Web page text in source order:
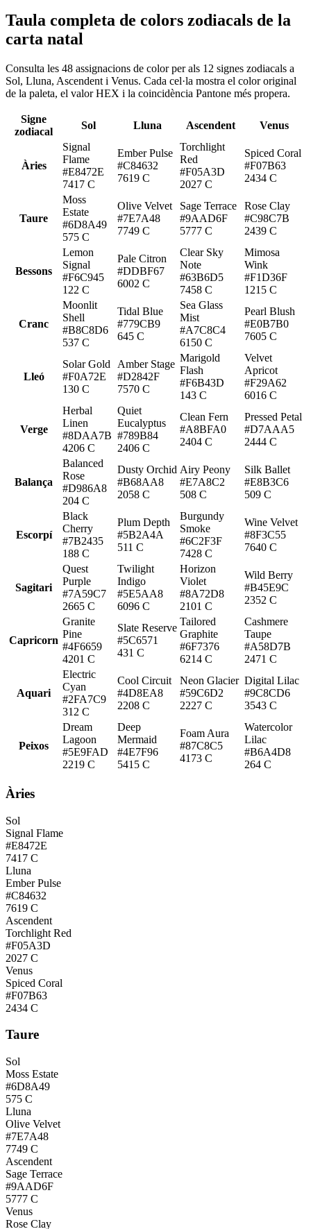
Taula completa de colors zodiacals de la
carta natal
Consulta les 48 assignacions de color per als 12 signes zodiacals a
Sol, Lluna, Ascendent i Venus. Cada cel·la mostra el color original
de la paleta, el valor HEX i la coincidència Pantone més propera.
Signe
zodiacal
Sol Lluna Ascendent Venus
Àries
Signal
Flame
#E8472E
7417 C
Ember Pulse
#C84632
7619 C
Torchlight
Red
#F05A3D
2027 C
Spiced Coral
#F07B63
2434 C
Taure
Moss
Estate
#6D8A49
575 C
Olive Velvet
#7E7A48
7749 C
Sage Terrace
#9AAD6F
5777 C
Rose Clay
#C98C7B
2439 C
Bessons
Lemon
Signal
#F6C945
122 C
Pale Citron
#DDBF67
6002 C
Clear Sky
Note
#63B6D5
7458 C
Mimosa
Wink
#F1D36F
1215 C
Cranc
Moonlit
Shell
#B8C8D6
537 C
Tidal Blue
#779CB9
645 C
Sea Glass
Mist
#A7C8C4
6150 C
Pearl Blush
#E0B7B0
7605 C
Lleó
Solar Gold
#F0A72E
130 C
Amber Stage
#D2842F
7570 C
Marigold
Flash
#F6B43D
143 C
Velvet
Apricot
#F29A62
6016 C
Verge
Herbal
Linen
#8DAA7B
4206 C
Quiet
Eucalyptus
#789B84
2406 C
Clean Fern
#A8BFA0
2404 C
Pressed Petal
#D7AAA5
2444 C
Balança
Balanced
Rose
#D986A8
204 C
Dusty Orchid
#B68AA8
2058 C
Airy Peony
#E7A8C2
508 C
Silk Ballet
#E8B3C6
509 C
Escorpí
Black
Cherry
#7B2435
188 C
Plum Depth
#5B2A4A
511 C
Burgundy
Smoke
#6C2F3F
7428 C
Wine Velvet
#8F3C55
7640 C
Sagitari
Quest
Purple
#7A59C7
2665 C
Twilight
Indigo
#5E5AA8
6096 C
Horizon
Violet
#8A72D8
2101 C
Wild Berry
#B45E9C
2352 C
Capricorn
Granite
Pine
#4F6659
4201 C
Slate Reserve
#5C6571
431 C
Tailored
Graphite
#6F7376
6214 C
Cashmere
Taupe
#A58D7B
2471 C
Aquari
Electric
Cyan
#2FA7C9
312 C
Cool Circuit
#4D8EA8
2208 C
Neon Glacier
#59C6D2
2227 C
Digital Lilac
#9C8CD6
3543 C
Peixos
Dream
Lagoon
#5E9FAD
2219 C
Deep
Mermaid
#4E7F96
5415 C
Foam Aura
#87C8C5
4173 C
Watercolor
Lilac
#B6A4D8
264 C
Àries
Sol
Signal Flame
#E8472E
7417 C
Lluna
Ember Pulse
#C84632
7619 C
Ascendent
Torchlight Red
#F05A3D
2027 C
Venus
Spiced Coral
#F07B63
2434 C
Taure
Sol
Moss Estate
#6D8A49
575 C
Lluna
Olive Velvet
#7E7A48
7749 C
Ascendent
Sage Terrace
#9AAD6F
5777 C
Venus
Rose Clay